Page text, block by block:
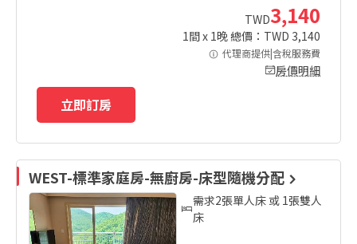
TWD3,140
1間 x 1晚 總價：TWD 3,140
代理商提供|含稅服務費
房價明細
立即訂房
WEST-標準家庭房-無廚房-床型隨機分配
需求2張單人床 或 1張雙人
床